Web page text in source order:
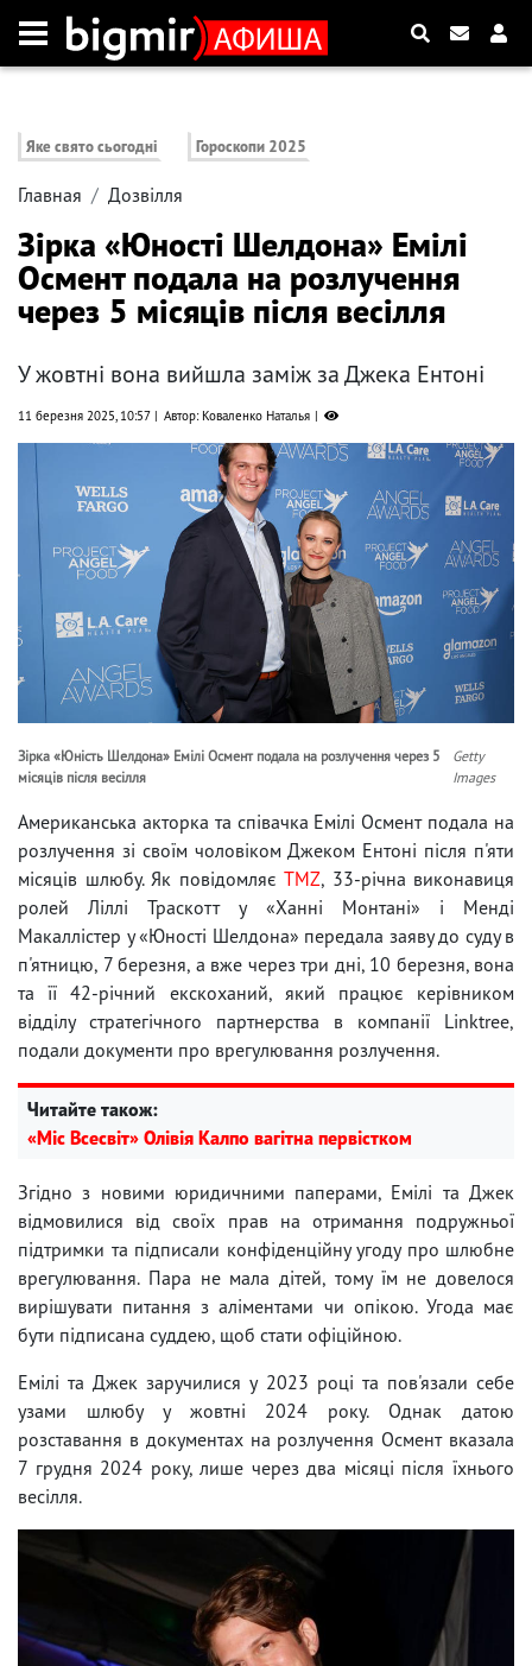
Яке свято сьогодні Гороскопи 2025
Главная Дозвілля
Зірка «Юності Шелдона» Емілі
Осмент подала на розлучення
через 5 місяців після весілля
У жовтні вона вийшла заміж за Джека Ентоні
11 березня 2025, 10:57 Автор: Коваленко Наталья
Зірка «Юність Шелдона» Емілі Осмент подала на розлучення через 5
місяців після весілля
Getty
Images
Американська акторка та співачка Емілі Осмент подала на
розлучення зі своїм чоловіком Джеком Ентоні після п'яти
місяців шлюбу. Як повідомляє TMZ, 33-річна виконавиця
ролей Ліллі Траскотт у «Ханні Монтані» і Менді
Макаллістер у «Юності Шелдона» передала заяву до суду в
п'ятницю, 7 березня, а вже через три дні, 10 березня, вона
та її 42-річний екскоханий, який працює керівником
відділу стратегічного партнерства в компанії Linktree,
подали документи про врегулювання розлучення.
Читайте також:
«Міс Всесвіт» Олівія Калпо вагітна первістком
Згідно з новими юридичними паперами, Емілі та Джек
відмовилися від своїх прав на отримання подружньої
підтримки та підписали конфіденційну угоду про шлюбне
врегулювання. Пара не мала дітей, тому їм не довелося
вирішувати питання з аліментами чи опікою. Угода має
бути підписана суддею, щоб стати офіційною.
Емілі та Джек заручилися у 2023 році та пов'язали себе
узами шлюбу у жовтні 2024 року. Однак датою
розставання в документах на розлучення Осмент вказала
7 грудня 2024 року, лише через два місяці після їхнього
весілля.